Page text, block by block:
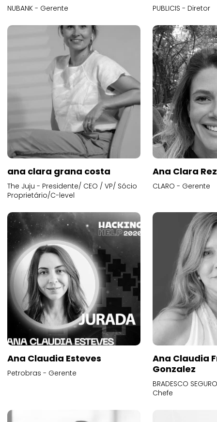
NUBANK - Gerente PUBLICIS - Diretor
ana clara grana costa
The Juju - Presidente/ CEO / VP/ Sócio
Proprietário/C-level
Ana Clara
CLARO - Gerente
Ana Claudia Esteves
Petrobras - Gerente
Ana Claudia
Gonzalez
BRADESCO
Chefe